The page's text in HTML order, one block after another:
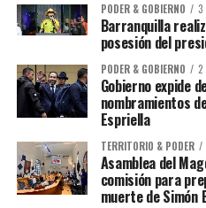
PODER & GOBIERNO
Barranquilla
posesión del
PODER & GOBIERNO
Gobierno expide
nombramientos
Espriella
TERRITORIO & PODER
Asamblea del
comisión para
muerte de Simón